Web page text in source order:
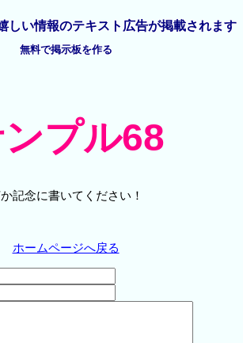
しい情報のテキスト広告が掲載されます
無料で掲示板を作る
プル68
記念に書いてください！
ホームページへ戻る